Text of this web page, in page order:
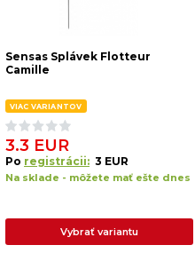
Sensas Splávek Flotteur
Camille
VIAC VARIANTOV
3.3 EUR
Po registrácii: 3 EUR
Na sklade - môžete mať ešte dnes
Vybrať variantu